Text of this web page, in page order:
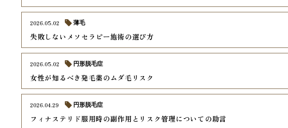
失敗しないメソセラピー施術の選び方
2026.05.02 薄毛
女性が知るべき発毛薬のムダ毛リスク
2026.05.02 円形脱毛症
フィナステリド服用時の副作用とリスク管理についての助言
2026.04.29 円形脱毛症